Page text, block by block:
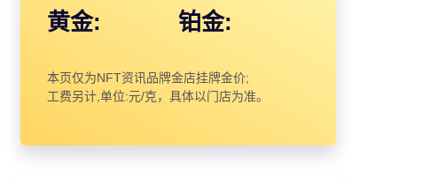
黄金: 铂金:
本页仅为NFT资讯品牌金店挂牌金价;
工费另计,单位:元/克，具体以门店为准。